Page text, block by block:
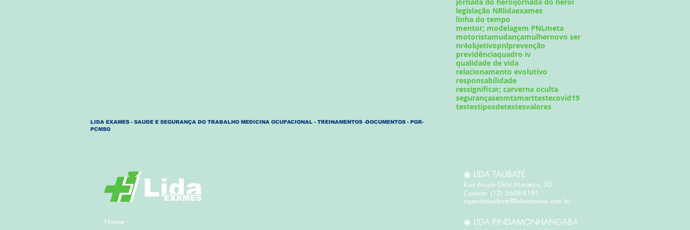
legislação NRlidaexames
linha do tempo
mentor; modelagem PNLmeta
motoristamudançamulhernovo ser
nr4objetivopnlprevenção
previdênciaquadro iv
qualidade de vida
relacionamento evolutivo
responsabilidade
ressignificar; carverna oculta
segurançasesmtsmarttestecovid19
testestiposdetestesvalores
LIDA EXAMES - SAUDE E SEGURANÇA DO TRABALHO MEDICINA OCUPACIONAL - TREINAMENTOS -DOCUMENTOS - PGR-
PCMSO
Home
◉ LIDA TAUBATÉ
Rua Anizio Ortiz Monteiro, 50 ​
Contato: (12) 3608-8191
agendataubate@lidaexames.com.br
◉ LIDA PINDAMONHANGABA